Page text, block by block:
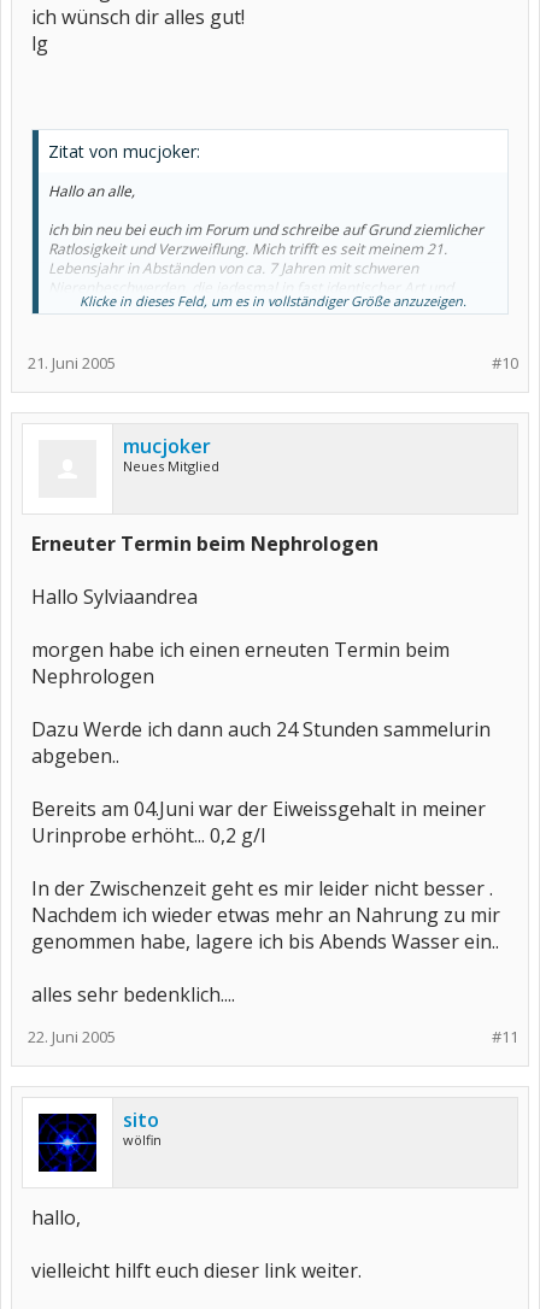
ich wünsch dir alles gut!
lg
Zitat von mucjoker:
Hallo an alle,
ich bin neu bei euch im Forum und schreibe auf Grund ziemlicher
Ratlosigkeit und Verzweiflung. Mich trifft es seit meinem 21.
Lebensjahr in Abständen von ca. 7 Jahren mit schweren
Nierenbeschwerden, die jedesmal in fast identischer Art und
Weise ablaufen:
beginnender
im Gesicht
- über 4 -6 wochen verstärkt sich der Schmerzzustand und
eskaliert in völliger Apptitlosigkeit, Schlaflosigkeit und absoluter
jedesmal 3 - 5kg Gewicht.
- bakterielle Keime oder Viren konnten in keiner der Episoden
werden, obwohl ich bei absoluten spezialisten auch zeitweise
stationär
niemals
Fieber. an den Nieren war nie eine Morphologische Veränderung
zu erkennen.
- alle blutwerte (CRP, Leukos. Erythros) , auch Nierenwerte waren
immer im
zum ersten
Mal das Serum-Kreatinin auf 1,3 erhöht.
(arbeitsunfähigkeit bis zu 12 monate) mitmachen muß, bin ich
erneut
völlig ratlos und verzweifelt. Ich suche nach jedem Strohhalm, der
mich etwas
Entgiftungsfunktion nicht
Ich weiß nicht mehr weiter. Kennt jemand einen ähnlichen Fall?
ein Gruß aus München
vom mucjoker
Klicke in dieses Feld, um es in vollständiger Größe anzuzeigen.
#10
21. Juni 2005
mucjoker
Neues Mitglied
Erneuter Termin beim Nephrologen
Hallo Sylviaandrea
morgen habe ich einen erneuten Termin beim
Nephrologen
Dazu Werde ich dann auch 24 Stunden sammelurin
abgeben..
Bereits am 04.Juni war der Eiweissgehalt in meiner
Urinprobe erhöht... 0,2 g/l
In der Zwischenzeit geht es mir leider nicht besser .
Nachdem ich wieder etwas mehr an Nahrung zu mir
genommen habe, lagere ich bis Abends Wasser ein..
alles sehr bedenklich....
#11
22. Juni 2005
sito
wölfin
hallo,
vielleicht hilft euch dieser link weiter.